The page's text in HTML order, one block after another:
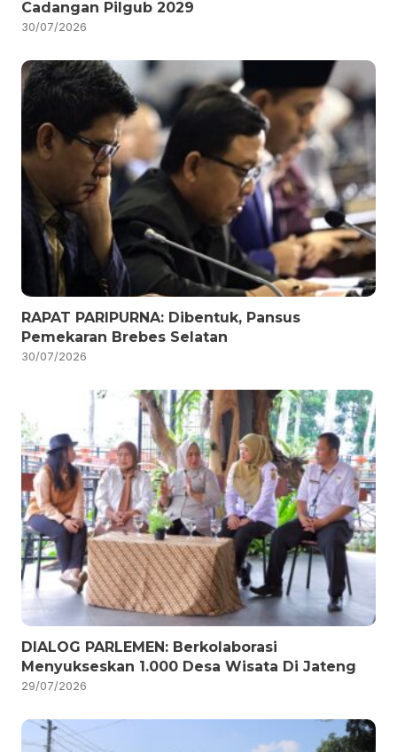
Cadangan Pilgub 2029
30/07/2026
RAPAT PARIPURNA: Dibentuk, Pansus
Pemekaran Brebes Selatan
30/07/2026
DIALOG PARLEMEN: Berkolaborasi
Menyukseskan 1.000 Desa Wisata Di Jateng
29/07/2026